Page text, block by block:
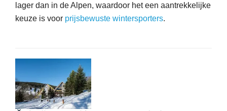
lager dan in de Alpen, waardoor het een aantrekkelijke
keuze is voor prijsbewuste wintersporters.